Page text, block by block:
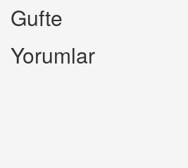
Gufte
Yorumlar